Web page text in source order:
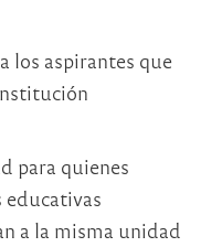
los aspirantes que
para quienes
educativas
a la misma unidad